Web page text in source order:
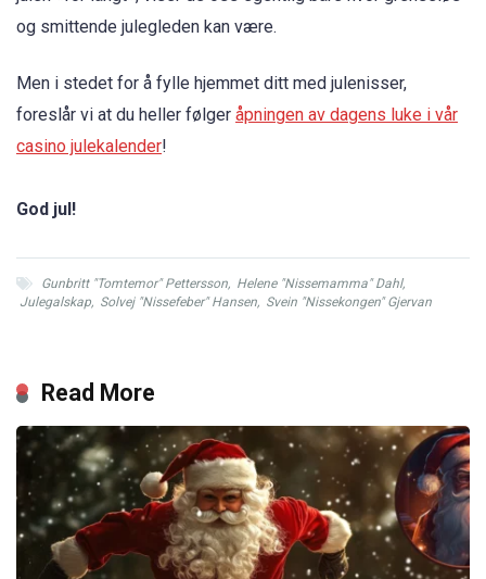
og smittende julegleden kan være.
Men i stedet for å fylle hjemmet ditt med julenisser,
foreslår vi at du heller følger åpningen av dagens luke i vår
casino julekalender!
God jul!
Gunbritt "Tomtemor" Pettersson, Helene "Nissemamma" Dahl,
Julegalskap, Solvej "Nissefeber" Hansen, Svein "Nissekongen" Gjervan
Read More